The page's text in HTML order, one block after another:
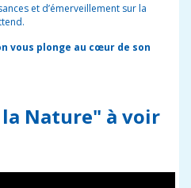
et d’émerveillement sur la
vous plonge au cœur de son
la Nature" à voir